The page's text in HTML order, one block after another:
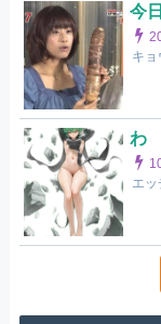
今
キ
わ
エ